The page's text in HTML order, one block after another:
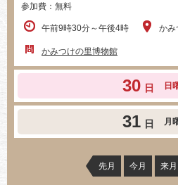
参加費：無料
午前9時30分～午後4時 か
かみつけの里博物館
30 日 日
31 日 月
先月 今月 来月